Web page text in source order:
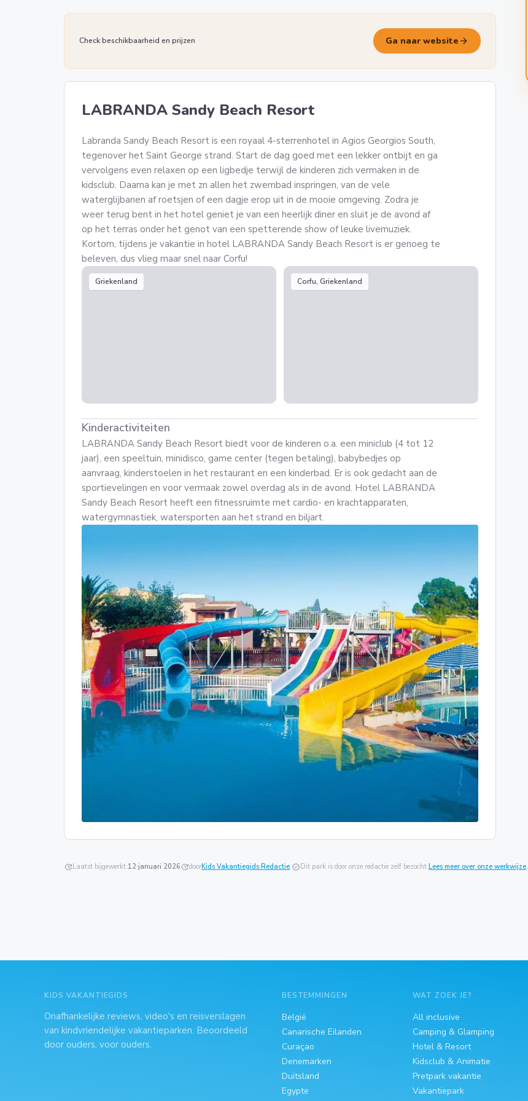
Check beschikbaarheid en prijzen Ga naar website arrow_forward
LABRANDA Sandy Beach Resort
Labranda Sandy Beach Resort is een royaal 4-sterrenhotel in Agios Georgios South,
tegenover het Saint George strand. Start de dag goed met een lekker ontbijt en ga
vervolgens even relaxen op een ligbedje terwijl de kinderen zich vermaken in de
kidsclub. Daarna kan je met zn allen het zwembad inspringen, van de vele
waterglijbanen af roetsjen of een dagje erop uit in de mooie omgeving. Zodra je
weer terug bent in het hotel geniet je van een heerlijk diner en sluit je de avond af
op het terras onder het genot van een spetterende show of leuke livemuziek.
Kortom, tijdens je vakantie in hotel LABRANDA Sandy Beach Resort is er genoeg te
beleven, dus vlieg maar snel naar Corfu!
Griekenland Corfu, Griekenland
Kinderactiviteiten
LABRANDA Sandy Beach Resort biedt voor de kinderen o.a. een miniclub (4 tot 12
jaar), een speeltuin, minidisco, game center (tegen betaling), babybedjes op
aanvraag, kinderstoelen in het restaurant en een kinderbad. Er is ook gedacht aan de
sportievelingen en voor vermaak zowel overdag als in de avond. Hotel LABRANDA
Sandy Beach Resort heeft een fitnessruimte met cardio- en krachtapparaten,
watergymnastiek, watersporten aan het strand en biljart.
updateLaatst bijgewerkt:12 januari 2026 updatedoorKids Vakantiegids Redactie.verifiedDit park is door onze redactie zelf bezocht.Lees meer over onze werkwijze.
KIDS VAKANTIEGIDS
Onafhankelijke reviews, video's en reisverslagen
van kindvriendelijke vakantieparken. Beoordeeld
door ouders, voor ouders.
BESTEMMINGEN
België
Canarische Eilanden
Curaçao
Denemarken
Duitsland
Egypte
WAT ZOEK JE?
All inclusive
Camping & Glamping
Hotel & Resort
Kidsclub & Animatie
Pretpark vakantie
Vakantiepark